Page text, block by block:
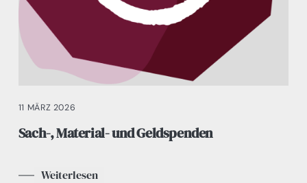
11 MÄRZ 2026
Sach-, Material- und Geldspenden
Weiterlesen